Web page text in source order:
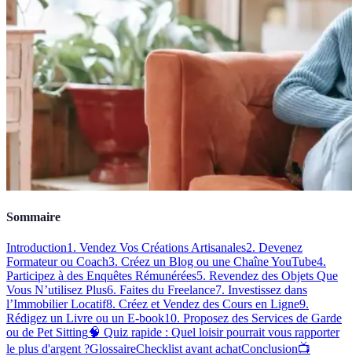
Sommaire
Introduction1. Vendez Vos Créations Artisanales2. Devenez
Formateur ou Coach3. Créez un Blog ou une Chaîne YouTube4.
Participez à des Enquêtes Rémunérées5. Revendez des Objets Que
Vous N’utilisez Plus6. Faites du Freelance7. Investissez dans
l’Immobilier Locatif8. Créez et Vendez des Cours en Ligne9.
Rédigez un Livre ou un E-book10. Proposez des Services de Garde
ou de Pet Sitting🧠 Quiz rapide : Quel loisir pourrait vous rapporter
le plus d'argent ?GlossaireChecklist avant achatConclusion📺